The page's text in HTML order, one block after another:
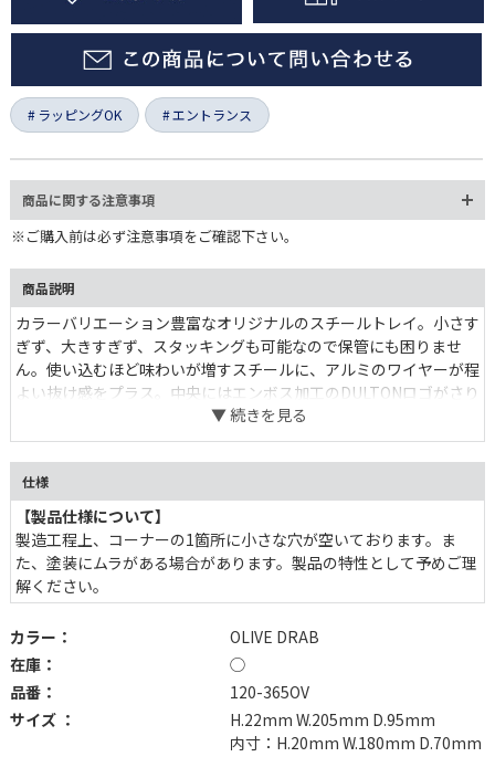
ラッピングOK エントランス
商品に関する注意事項
※ご購入前は必ず注意事項をご確認下さい。
商品説明
カラーバリエーション豊富なオリジナルのスチールトレイ。小さす
ぎず、大きすぎず、スタッキングも可能なので保管にも困りませ
ん。使い込むほど味わいが増すスチールに、アルミのワイヤーが程
よい抜け感をプラス。中央にはエンボス加工のDULTONロゴがさり
げなく映えます。お気に入りのカラーを育てるも良し、色違いで揃
えて気分で使い分けるも良し。何を入れようか、どこに置こうか、
考える時間も愉しみたい。
仕様
【製品仕様について】
製造工程上、コーナーの1箇所に小さな穴が空いております。ま
た、塗装にムラがある場合があります。製品の特性として予めご理
解ください。
カラー：
OLIVE DRAB
在庫：
◯
品番：
120-365OV
サイズ ：
H.22mm W.205mm D.95mm
内寸：H.20mm W.180mm D.70mm